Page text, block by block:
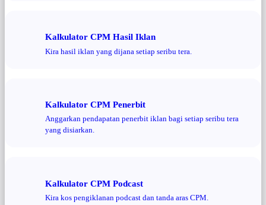
Kalkulator CPM Hasil Iklan
Kira hasil iklan yang dijana setiap seribu tera.
Kalkulator CPM Penerbit
Anggarkan pendapatan penerbit iklan bagi setiap seribu tera
yang disiarkan.
Kalkulator CPM Podcast
Kira kos pengiklanan podcast dan tanda aras CPM.